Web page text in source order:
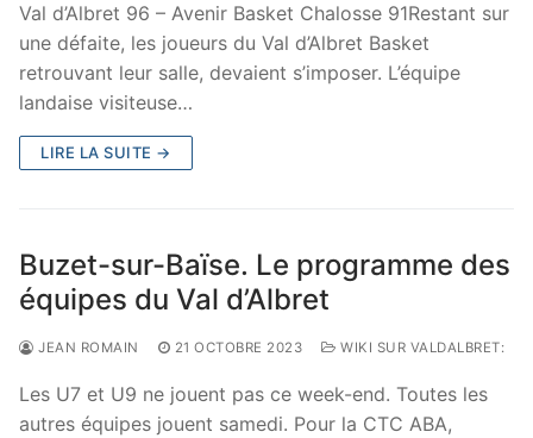
Val d’Albret 96 – Avenir Basket Chalosse 91Restant sur
une défaite, les joueurs du Val d’Albret Basket
retrouvant leur salle, devaient s’imposer. L’équipe
landaise visiteuse…
LIRE LA SUITE →
Buzet-sur-Baïse. Le programme des
équipes du Val d’Albret
JEAN ROMAIN 21 OCTOBRE 2023 WIKI SUR VALDALBRET:
Les U7 et U9 ne jouent pas ce week-end. Toutes les
autres équipes jouent samedi. Pour la CTC ABA,